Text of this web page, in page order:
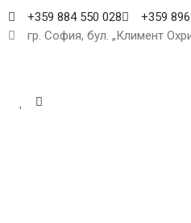
+359 884 550 028 +359
гр. София, бул. „Климент